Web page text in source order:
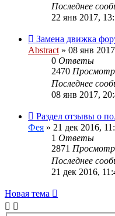
Последнее
22 янв 2017,
Замена движка
Abstract » 08 янв
0 Ответы
2470
Последнее
08 янв 2017,
Раздел отзывы о
Фея » 21 дек 2016,
1 Ответы
2871
Последнее
21 дек 2016,
Новая тема